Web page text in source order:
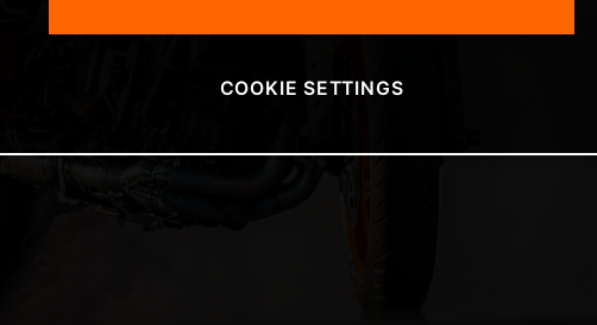
COOKIE SETTINGS